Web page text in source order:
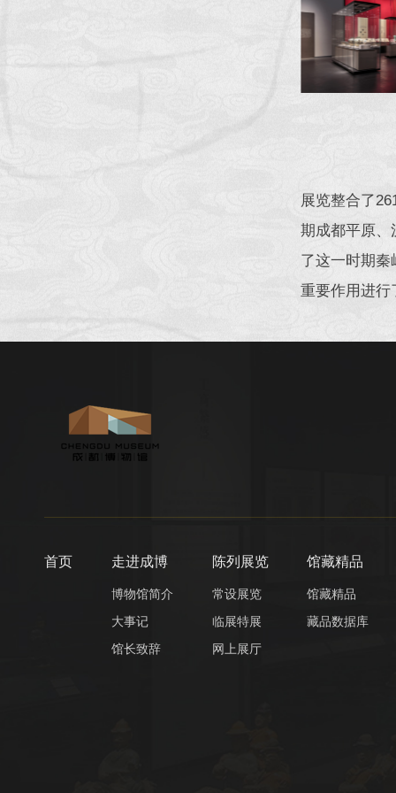
展览整合了
期成都平原、
了这一时期秦
重要作用进行
首页 走进成博
博物馆简介
大事记
馆长致辞
陈列展览
常设展览
临展特展
网上展厅
馆藏精品
馆藏精品
藏品数据库